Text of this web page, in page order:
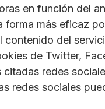
en función del
forma más eficaz
del
de Twitter,
redes
redes sociales